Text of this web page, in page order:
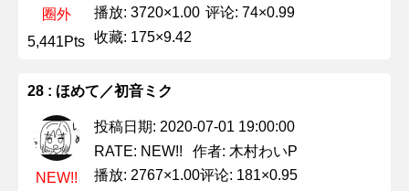
圈外
5,441Pts
播放: 3720×1.00 评论: 74×0.99
收藏: 175×9.42
28 : ほめて／初音ミク
NEW!!
投稿日期: 2020-07-01 19:00:00
RATE: NEW!!
作者: 木村わいP
播放: 2767×1.00评论: 181×0.95